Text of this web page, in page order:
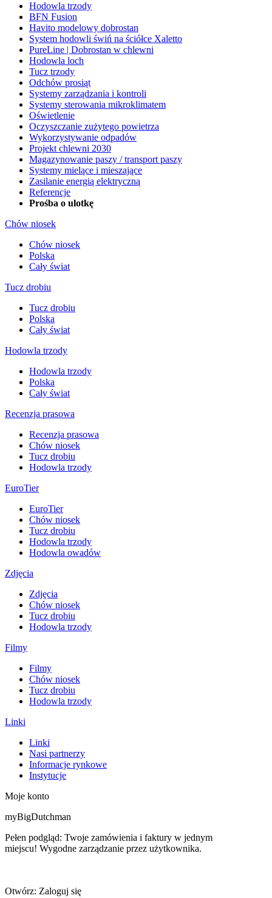
Hodowla trzody
BFN Fusion
Havito modelowy dobrostan
System hodowli świń na ściółce Xaletto
PureLine | Dobrostan w chlewni
Hodowla loch
Tucz trzody
Odchów prosiąt
Systemy zarządzania i kontroli
Systemy sterowania mikroklimatem
Oświetlenie
Oczyszczanie zużytego powietrza
Wykorzystywanie odpadów
Projekt chlewni 2030
Magazynowanie paszy / transport paszy
Systemy mielące i mieszające
Zasilanie energią elektryczną
Referencje
Prośba o ulotkę
Chów niosek
Chów niosek
Polska
Cały świat
Tucz drobiu
Tucz drobiu
Polska
Cały świat
Hodowla trzody
Hodowla trzody
Polska
Cały świat
Recenzja prasowa
Recenzja prasowa
Chów niosek
Tucz drobiu
Hodowla trzody
EuroTier
EuroTier
Chów niosek
Tucz drobiu
Hodowla trzody
Hodowla owadów
Zdjęcia
Zdjęcia
Chów niosek
Tucz drobiu
Hodowla trzody
Filmy
Filmy
Chów niosek
Tucz drobiu
Hodowla trzody
Linki
Linki
Nasi partnerzy
Informacje rynkowe
Instytucje
Moje konto
myBigDutchman
Pełen podgląd: Twoje zamówienia i faktury w jednym
miejscu! Wygodne zarządzanie przez użytkownika.
Otwórz: Zaloguj się